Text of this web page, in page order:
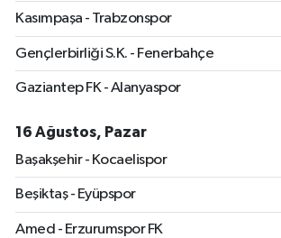
Kasımpaşa - Trabzonspor
Gençlerbirliği S.K. - Fenerbahçe
Gaziantep FK - Alanyaspor
16 Ağustos, Pazar
Başakşehir - Kocaelispor
Beşiktaş - Eyüpspor
Amed - Erzurumspor FK